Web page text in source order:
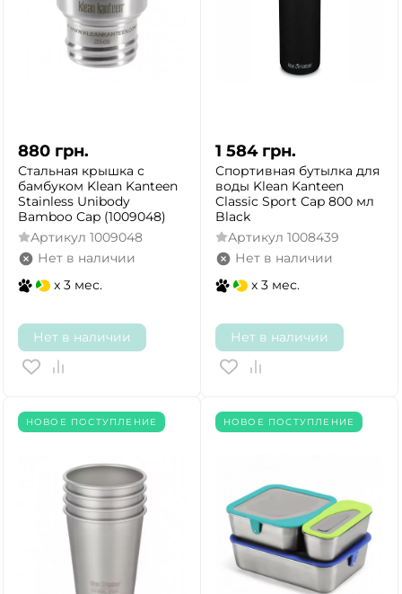
880 грн.
Стальная крышка с
бамбуком Klean Kanteen
Stainless Unibody
Bamboo Cap (1009048)
Артикул 1009048
Нет в наличии
x 3 мес.
Нет в наличии
1 584 грн.
Спортивная бутылка для
воды Klean Kanteen
Classic Sport Cap 800 мл
Black
Артикул 1008439
Нет в наличии
x 3 мес.
Нет в наличии
НОВОЕ ПОСТУПЛЕНИЕ НОВОЕ ПОСТУПЛЕНИЕ